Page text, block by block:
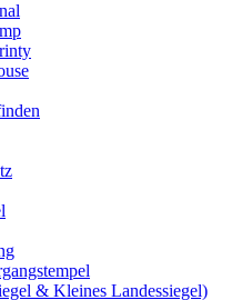
& Kleines Landessiegel)